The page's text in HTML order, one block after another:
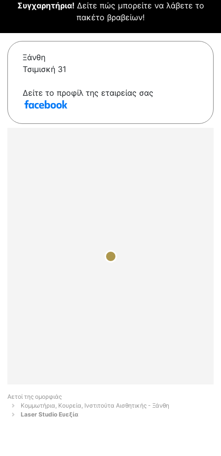
Συγχαρητήρια! Δείτε πώς μπορείτε να λάβετε το
πακέτο βραβείων!
Ξάνθη
Τσιμισκή 31
Δείτε το προφίλ της εταιρείας σας
Αετοί της ομορφιάς
Κομμωτήρια, Κουρεία, Ινστιτούτα Αισθητικής - Ξάνθη
Laser Studio Ευεξία